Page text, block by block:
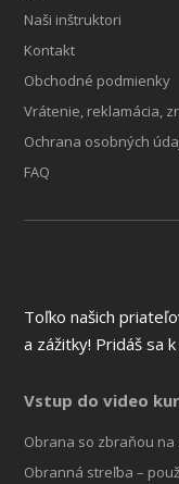
Naši inštruktori
Kontakt
Obchodné podmienky
Vrátenie, reklamácia,
Ochrana osobných
FAQ
Toľko našich
a zážitky! Pridáš sa k
Vstup do video
Obrana so zbraňou na
Obranná streľba –